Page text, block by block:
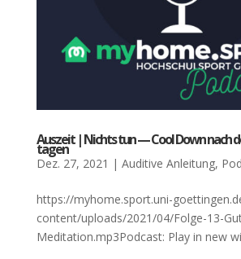
Aus­zeit | Nichts tun — Cool Down nach
ta­gen
Dez. 27, 2021 | Auditive Anleitung,
https://myhome.sport.uni-
content/uploads/2021/04/Folge-13-
Meditation.mp3Podcast: Play in new